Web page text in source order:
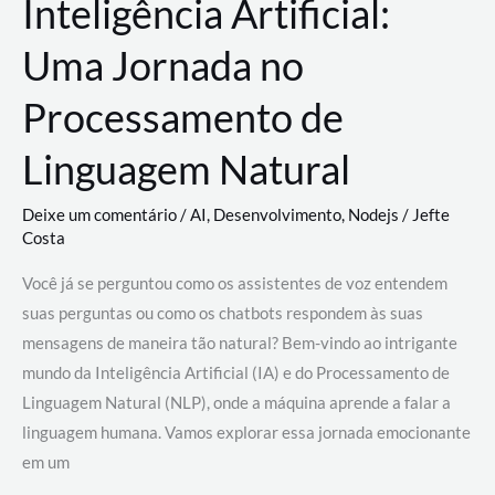
Inteligência Artificial:
Uma Jornada no
Processamento de
Linguagem Natural
Deixe um comentário/AI, Desenvolvimento, Nodejs / Jefte
Costa
Você já se perguntou como os assistentes de voz entendem
suas perguntas ou como os chatbots respondem às suas
mensagens de maneira tão natural? Bem-vindo ao intrigante
mundo da Inteligência Artificial (IA) e do Processamento de
Linguagem Natural (NLP), onde a máquina aprende a falar a
linguagem humana. Vamos explorar essa jornada emocionante
em um